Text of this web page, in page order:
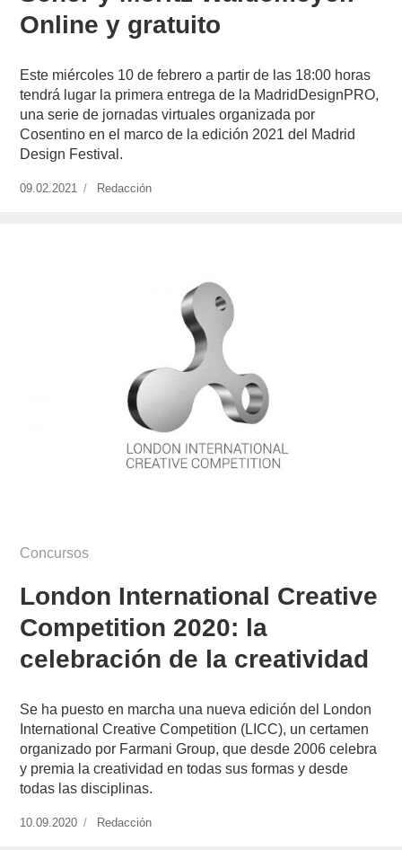
Online y gratuito
Este miércoles 10 de febrero a partir de las 18:00 horas
tendrá lugar la primera entrega de la MadridDesignPRO,
una serie de jornadas virtuales organizada por
Cosentino en el marco de la edición 2021 del Madrid
Design Festival.
Publicado
09.02.2021 https://www.experimenta.es/author/redaccion/
Redacción
Concursos
London International Creative
Competition 2020: la
celebración de la creatividad
Se ha puesto en marcha una nueva edición del London
International Creative Competition (LICC), un certamen
organizado por Farmani Group, que desde 2006 celebra
y premia la creatividad en todas sus formas y desde
todas las disciplinas.
Publicado
10.09.2020 https://www.experimenta.es/author/redaccion/
Redacción